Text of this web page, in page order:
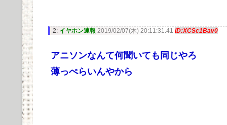
2: イヤホン速報 2019/02/07(木) 20:11:31.41 ID:XCSc1Bav0
アニソンなんて何聞いても同じやろ
薄っぺらいんやから